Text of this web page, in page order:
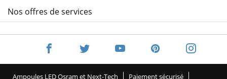
Nos offres de services
Ampoules LED Osram et Next-Tech Paiement sécurisé